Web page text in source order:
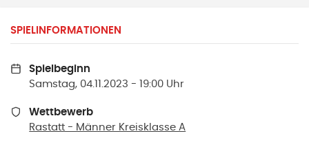
SPIELINFORMATIONEN
Spielbeginn
Samstag, 04.11.2023 - 19:00 Uhr
Wettbewerb
Rastatt - Männer Kreisklasse A